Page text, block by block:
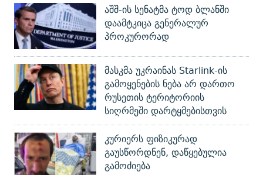
აშშ-ის სენატმა ტოდ ბლანში
დაამტკიცა გენერალურ
პროკურორად
მასკმა უკრაინას Starlink-ის
გამოყენების ნება არ დართო
რუსეთის ტერიტორიის
სიღრმეში დარტყმებისთვის
კურიერს ფიზიკურად
გაუსწორდნენ, დაწყებულია
გამოძიება